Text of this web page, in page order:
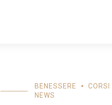
BENESSERE CORSI
NEWS